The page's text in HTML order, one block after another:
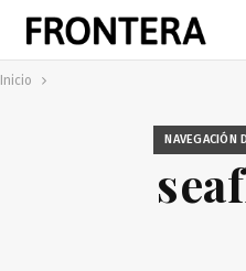
Inicio
NAVEGACIÓN